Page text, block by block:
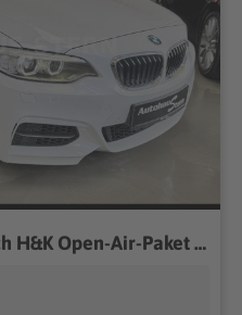
BMW M235 i Cabrio 8fach H&K Open-Air-Paket Tempomat